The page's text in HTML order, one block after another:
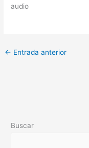
audio
← Entrada anterior
Buscar